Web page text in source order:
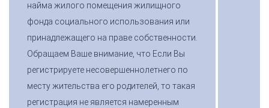
найма жилого помещения жилищного
фонда социального использования или
принадлежащего на праве собственности.
Обращаем Ваше внимание, что Если Вы
регистрируете несовершеннолетнего по
месту жительства его родителей, то такая
регистрация не является намеренным